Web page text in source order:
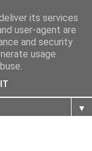
▼
its services
user-agent are
and security
usage